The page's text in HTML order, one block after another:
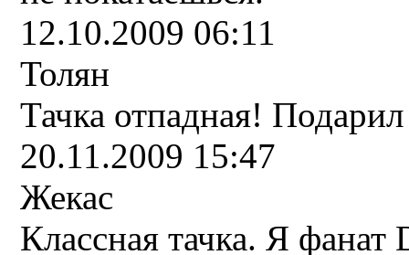
12.10.2009 06:11
Толян
Тачка отпадная!
20.11.2009 15:47
Жекас
Классная тачка. Я